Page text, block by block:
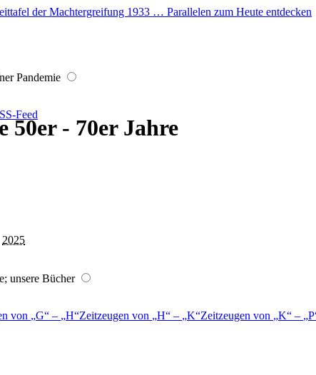
der Machtergreifung 1933 … Parallelen zum Heute entdecken
Pandemie
Feed
2025
unsere Bücher
von G – H Zeitzeugen von H – K Zeitzeugen von K – P
50er - 70er Jahre